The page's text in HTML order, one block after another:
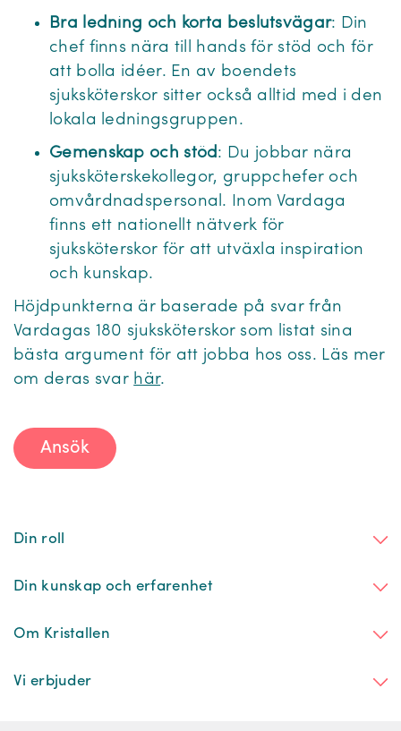
Bra ledning och korta beslutsvägar: Din
chef finns nära till hands för stöd och för
att bolla idéer. En av boendets
sjuksköterskor sitter också alltid med i den
lokala ledningsgruppen.
Gemenskap och stöd: Du jobbar nära
sjuksköterskekollegor, gruppchefer och
omvårdnadspersonal. Inom Vardaga
finns ett nationellt nätverk för
sjuksköterskor för att utväxla inspiration
och kunskap.
Höjdpunkterna är baserade på svar från
Vardagas 180 sjuksköterskor som listat sina
bästa argument för att jobba hos oss. Läs mer
om deras svar här.
Ansök
Din roll
Din kunskap och erfarenhet
Om Kristallen
Vi erbjuder